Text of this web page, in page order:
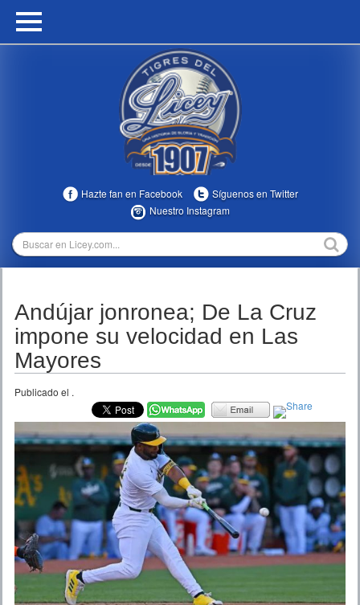
HOME
MULTIMEDIA
TEMPORADAS
Hazte fan en Facebook
Síguenos en Twitter
Nuestro Instagram
Andújar jonronea; De La Cruz
impone su velocidad en Las
Mayores
Publicado el .